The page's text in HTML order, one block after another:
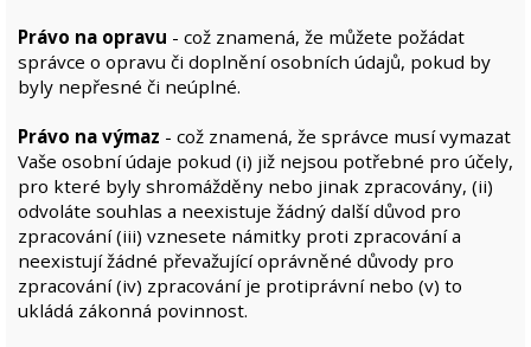
Právo na opravu - což znamená, že můžete požádat
správce o opravu či doplnění osobních údajů, pokud by
byly nepřesné či neúplné.
Právo na výmaz - což znamená, že správce musí vymazat
Vaše osobní údaje pokud (i) již nejsou potřebné pro účely,
pro které byly shromážděny nebo jinak zpracovány, (ii)
odvoláte souhlas a neexistuje žádný další důvod pro
zpracování (iii) vznesete námitky proti zpracování a
neexistují žádné převažující oprávněné důvody pro
zpracování (iv) zpracování je protiprávní nebo (v) to
ukládá zákonná povinnost.